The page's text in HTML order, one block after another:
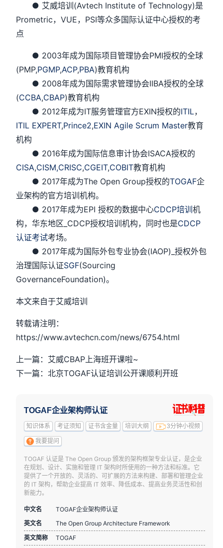
● 艾威培训(Avtech Institute of Technology)是
Prometric，VUE，PSI等众多国际认证中心授权的考
点
● 2003年成为国际项目管理协会PMI授权的全球
(PMP,PGMP,ACP,PBA)教育机构
● 2008年成为国际需求管理协会IIBA授权的全球
(CCBA,CBAP)教育机构
● 2012年成为IT服务管理官方EXIN授权的ITIL，
ITIL EXPERT,Prince2,EXIN Agile Scrum Master教育
机构
● 2016年成为国际信息审计协会ISACA授权的
CISA,CISM,CRISC,CGEIT,COBIT教育机构
● 2017年成为The Open Group授权的TOGAF企
业架构的官方培训机构。
● 2017年成为EPI 授权的数据中心CDCP培训机
构，华东地区_CDCP授权培训机构，同时也是CDCP
认证考试考场。
● 2017年成为国际外包专业协会(IAOP)_授权外包
治理国际认证SGF(Sourcing
GovernanceFoundation)。
本文来自于艾威培训
转载请注明：
https://www.avtechcn.com/news/6754.html
上一篇：艾威CBAP上海班开课啦~
下一篇：北京TOGAF认证培训公开课顺利开班
TOGAF企业架构师认证
知识体系 考证须知 证书含金量 培训大纲 3分钟小视频
我要提问
TOGAF 认证是 The Open Group 颁发的架构框架专业认证，是企业
在规划、设计、实施和管理 IT 架构时所使用的一种方法和标准。它
提供了一个开放的、灵活的、可扩展的方法来构建、部署和管理企业
的 IT 架构，帮助企业提高 IT 效率、降低成本、提高业务灵活性和创
新能力。
中文名
TOGAF企业架构师认证
英文名
The Open Group Architecture Framework
英文简称
TOGAF